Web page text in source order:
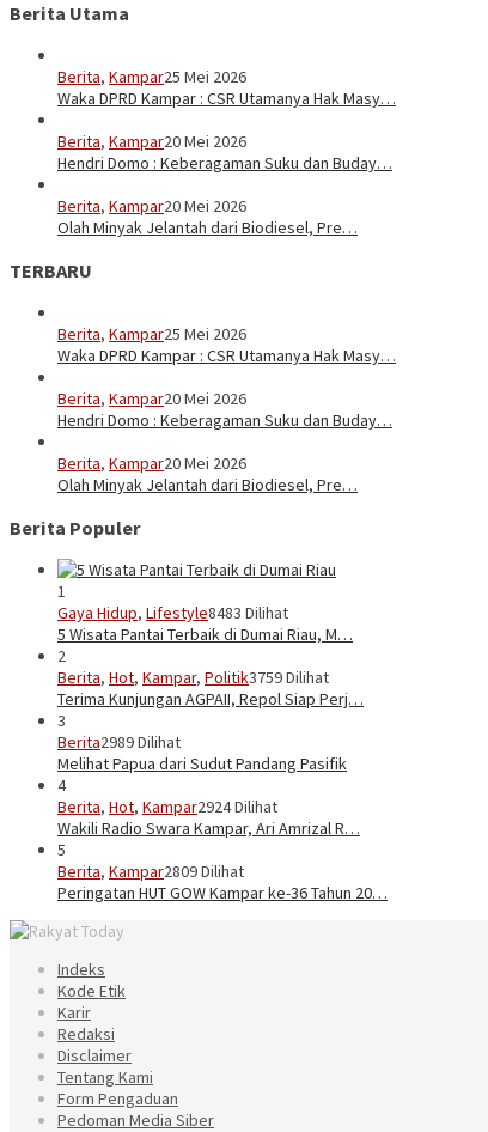
Berita Utama
Berita, Kampar25 Mei 2026
Waka DPRD Kampar : CSR Utamanya Hak Masy…
Berita, Kampar20 Mei 2026
Hendri Domo : Keberagaman Suku dan Buday…
Berita, Kampar20 Mei 2026
Olah Minyak Jelantah dari Biodiesel, Pre…
TERBARU
Berita, Kampar25 Mei 2026
Waka DPRD Kampar : CSR Utamanya Hak Masy…
Berita, Kampar20 Mei 2026
Hendri Domo : Keberagaman Suku dan Buday…
Berita, Kampar20 Mei 2026
Olah Minyak Jelantah dari Biodiesel, Pre…
Berita Populer
1
Gaya Hidup, Lifestyle8483 Dilihat
5 Wisata Pantai Terbaik di Dumai Riau, M…
2
Berita, Hot, Kampar, Politik3759 Dilihat
Terima Kunjungan AGPAII, Repol Siap Perj…
3
Berita2989 Dilihat
Melihat Papua dari Sudut Pandang Pasifik
4
Berita, Hot, Kampar2924 Dilihat
Wakili Radio Swara Kampar, Ari Amrizal R…
5
Berita, Kampar2809 Dilihat
Peringatan HUT GOW Kampar ke-36 Tahun 20…
Indeks
Kode Etik
Karir
Redaksi
Disclaimer
Tentang Kami
Form Pengaduan
Pedoman Media Siber